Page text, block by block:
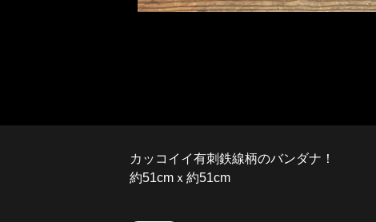
カッコイイ有刺鉄線柄のバンダナ！
約51cmｘ約51cm